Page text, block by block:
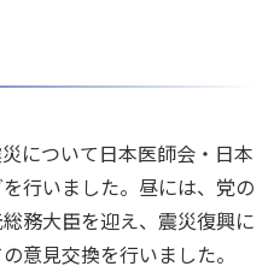
について日本医師会・日本
行いました。昼には、党の
務大臣を迎え、震災復興に
意見交換を行いました。